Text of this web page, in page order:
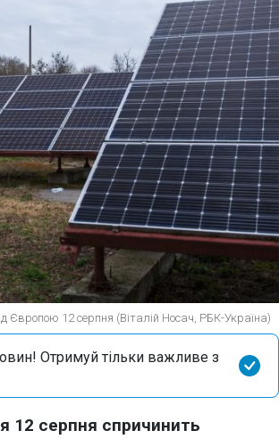
Європою 12 серпня (Віталій Носач, РБК-Україна)
Отримуй тільки важливе з
12 серпня спричинить